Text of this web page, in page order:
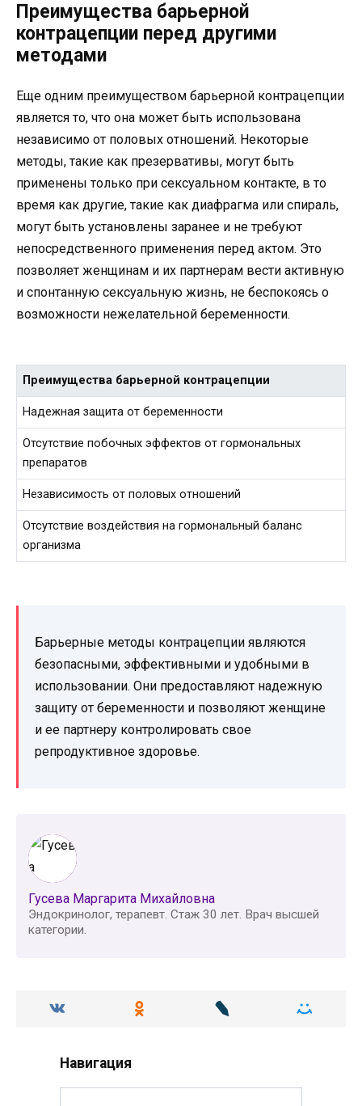
Преимущества барьерной
контрацепции перед другими
методами
Еще одним преимуществом барьерной контрацепции
является то, что она может быть использована
независимо от половых отношений. Некоторые
методы, такие как презервативы, могут быть
применены только при сексуальном контакте, в то
время как другие, такие как диафрагма или спираль,
могут быть установлены заранее и не требуют
непосредственного применения перед актом. Это
позволяет женщинам и их партнерам вести активную
и спонтанную сексуальную жизнь, не беспокоясь о
возможности нежелательной беременности.
Преимущества барьерной контрацепции
Надежная защита от беременности
Отсутствие побочных эффектов от гормональных
препаратов
Независимость от половых отношений
Отсутствие воздействия на гормональный баланс
организма
Барьерные методы контрацепции являются
безопасными, эффективными и удобными в
использовании. Они предоставляют надежную
защиту от беременности и позволяют женщине
и ее партнеру контролировать свое
репродуктивное здоровье.
Гусева Маргарита Михайловна
Эндокринолог, терапевт. Стаж 30 лет. Врач высшей
категории.
Навигация